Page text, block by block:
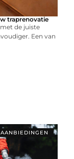
traprenovatie
de juiste
Een van
AANBIEDINGEN